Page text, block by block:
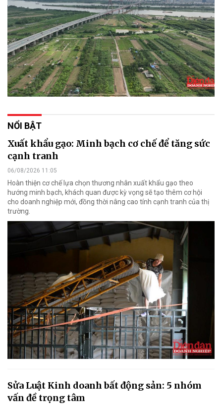
NỔI BẬT
Xuất khẩu gạo: Minh bạch cơ chế để tăng sức
cạnh tranh
06/08/2026 11:05
Hoàn thiện cơ chế lựa chọn thương nhân xuất khẩu gạo theo
hướng minh bạch, khách quan được kỳ vọng sẽ tạo thêm cơ hội
cho doanh nghiệp mới, đồng thời nâng cao tính cạnh tranh của thị
trường.
Sửa Luật Kinh doanh bất động sản: 5 nhóm
vấn đề trọng tâm